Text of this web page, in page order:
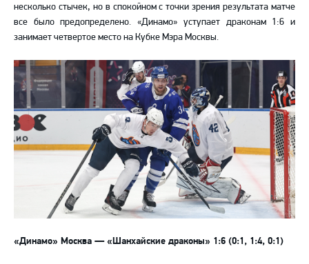
несколько стычек, но в спокойном с точки зрения результата матче
все было предопределено. «Динамо» уступает драконам 1:6 и
занимает четвертое место на Кубке Мэра Москвы.
«Динамо» Москва —«Шанхайские драконы» 1:6 (0:1, 1:4, 0:1)